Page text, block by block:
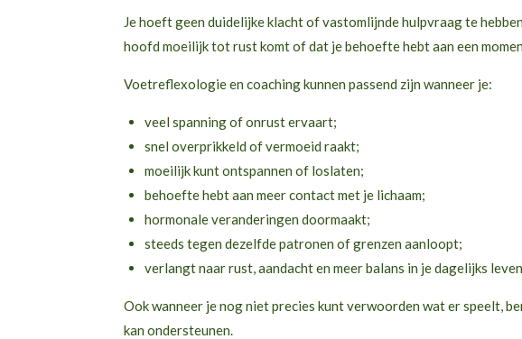
Je hoeft geen duidelijke klacht of vastomlijnde hulpvraag te
hoofd moeilijk tot rust komt of dat je behoefte hebt aan een
Voetreflexologie en coaching kunnen passend zijn wanneer je:
veel spanning of onrust ervaart;
snel overprikkeld of vermoeid raakt;
moeilijk kunt ontspannen of loslaten;
behoefte hebt aan meer contact met je lichaam;
hormonale veranderingen doormaakt;
steeds tegen dezelfde patronen of grenzen aanloopt;
verlangt naar rust, aandacht en meer balans in je dagelijks
Ook wanneer je nog niet precies kunt verwoorden wat er speelt,
kan ondersteunen.